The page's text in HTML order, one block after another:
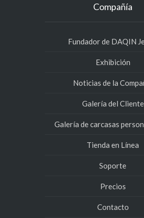
Compañía
Fundador de DAQIN
Exhibición
Noticias de la
Galería del Cliente
Galería de carcasas
Tienda en Línea
Soporte
Precios
Contacto